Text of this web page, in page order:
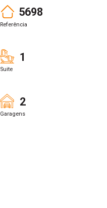
5698
Referência
1
Suite
2
Garagens